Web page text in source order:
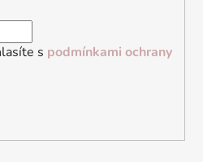
s podmínkami ochrany